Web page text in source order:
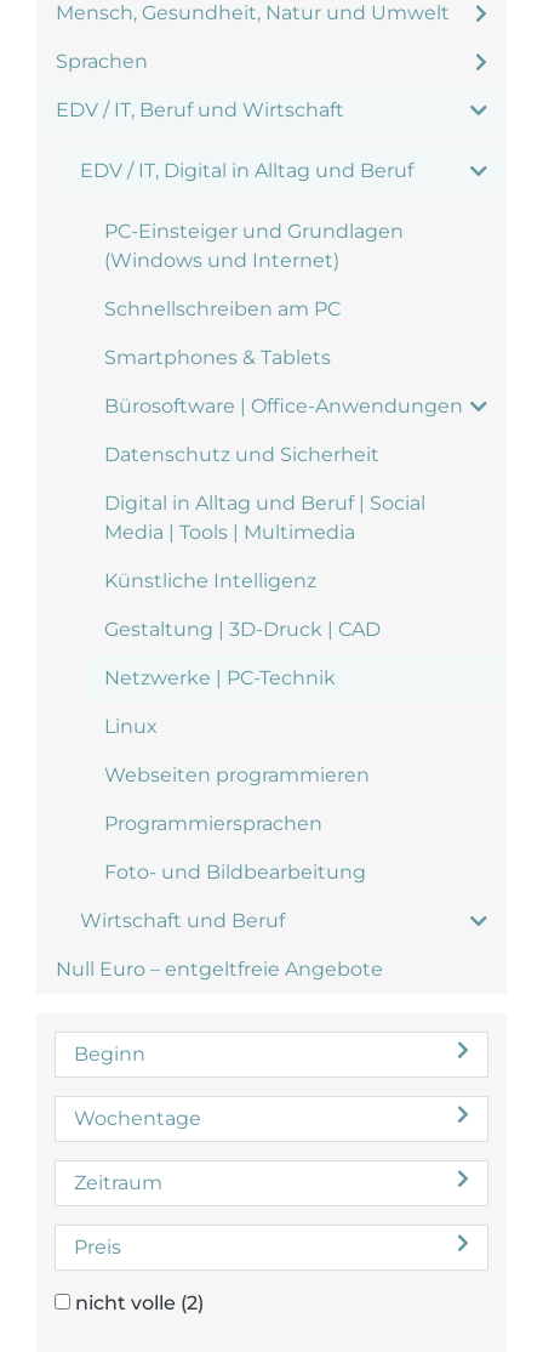
Mensch, Gesundheit, Natur und Umwelt
Sprachen
EDV / IT, Beruf und Wirtschaft
EDV / IT, Digital in Alltag und Beruf
PC-Einsteiger und Grundlagen
(Windows und Internet)
Schnellschreiben am PC
Smartphones & Tablets
Bürosoftware | Office-Anwendungen
Datenschutz und Sicherheit
Digital in Alltag und Beruf | Social
Media | Tools | Multimedia
Künstliche Intelligenz
Gestaltung | 3D-Druck | CAD
Netzwerke | PC-Technik
Linux
Webseiten programmieren
Programmiersprachen
Foto- und Bildbearbeitung
Wirtschaft und Beruf
Null Euro – entgeltfreie Angebote
Beginn
Wochentage
Zeitraum
Preis
nicht volle (2)